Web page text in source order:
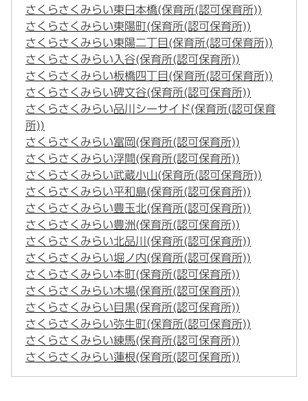
さくらさくみらい東日本橋(保育所(認可保育所))
さくらさくみらい東陽町(保育所(認可保育所))
さくらさくみらい東陽二丁目(保育所(認可保育所))
さくらさくみらい入谷(保育所(認可保育所))
さくらさくみらい板橋四丁目(保育所(認可保育所))
さくらさくみらい碑文谷(保育所(認可保育所))
さくらさくみらい品川シーサイド(保育所(認可保育
所))
さくらさくみらい富岡(保育所(認可保育所))
さくらさくみらい浮間(保育所(認可保育所))
さくらさくみらい武蔵小山(保育所(認可保育所))
さくらさくみらい平和島(保育所(認可保育所))
さくらさくみらい豊玉北(保育所(認可保育所))
さくらさくみらい豊洲(保育所(認可保育所))
さくらさくみらい北品川(保育所(認可保育所))
さくらさくみらい堀ノ内(保育所(認可保育所))
さくらさくみらい本町(保育所(認可保育所))
さくらさくみらい木場(保育所(認可保育所))
さくらさくみらい目黒(保育所(認可保育所))
さくらさくみらい弥生町(保育所(認可保育所))
さくらさくみらい練馬(保育所(認可保育所))
さくらさくみらい蓮根(保育所(認可保育所))